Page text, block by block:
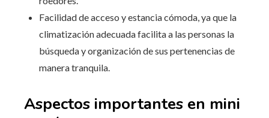
Facilidad de acceso y estancia cómoda, ya que la
climatización adecuada facilita a las personas la
búsqueda y organización de sus pertenencias de
manera tranquila.
Aspectos importantes en mini